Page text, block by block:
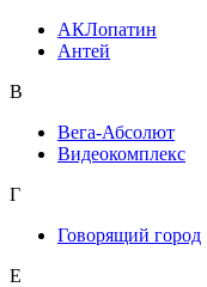
АКЛопатин
Антей
В
Вега-Абсолют
Видеокомплекс
Г
Говорящий город
Е